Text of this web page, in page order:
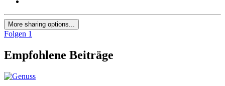
More sharing options...
Folgen 1
Empfohlene Beiträge